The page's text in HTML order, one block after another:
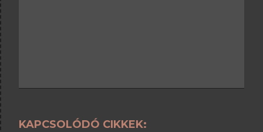
KAPCSOLÓDÓ CIKKEK: